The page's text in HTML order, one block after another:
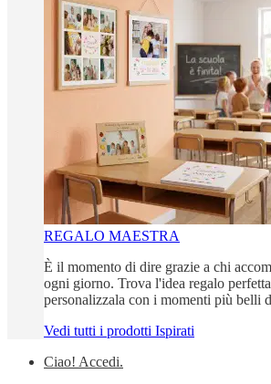
REGALO MAESTRA
È il momento di dire grazie a chi
ogni giorno. Trova l'idea regalo
personalizzala con i momenti più belli
Vedi tutti i prodotti Ispirati
Ciao! Accedi.